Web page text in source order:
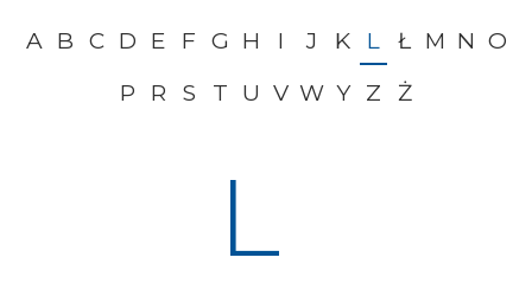
A B C D E F G H I J K L Ł M N O
P
R S T U V W Y Z Ż
L